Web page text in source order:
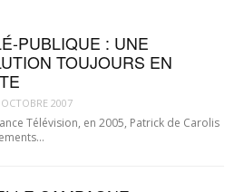
PUBLIQUE : UNE
TOUJOURS EN
2007
Télévision, en 2005, Patrick de Carolis